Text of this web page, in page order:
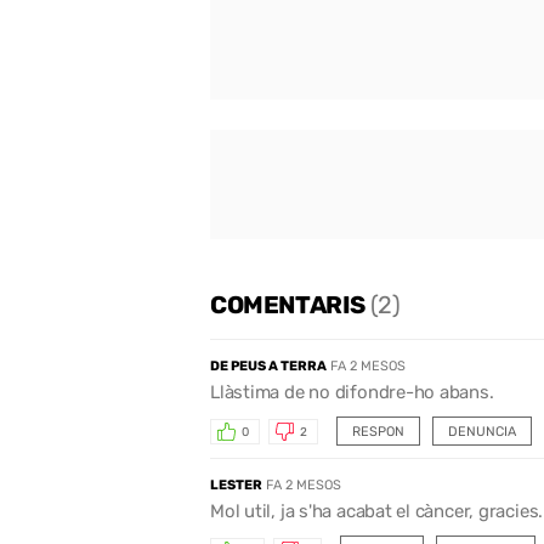
COMENTARIS (2)
DE PEUS A TERRA FA 2 MESOS
Llàstima de no difondre-ho abans.
RESPON
0 2 DENUNCIA
LESTER FA 2 MESOS
Mol util, ja s'ha acabat el càncer, gracies.